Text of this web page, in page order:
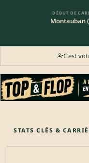
DÉBUT DE
Montauban
C'est
STATS CLÉS &